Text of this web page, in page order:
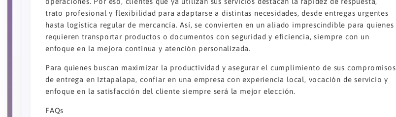
trato profesional y flexibilidad para adaptarse a distintas necesidades, desde entregas urgentes
hasta logística regular de mercancía. Así, se convierten en un aliado imprescindible para quienes
requieren transportar productos o documentos con seguridad y eficiencia, siempre con un
enfoque en la mejora continua y atención personalizada.
Para quienes buscan maximizar la productividad y asegurar el cumplimiento de sus compromisos
de entrega en Iztapalapa, confiar en una empresa con experiencia local, vocación de servicio y
enfoque en la satisfacción del cliente siempre será la mejor elección.
FAQs